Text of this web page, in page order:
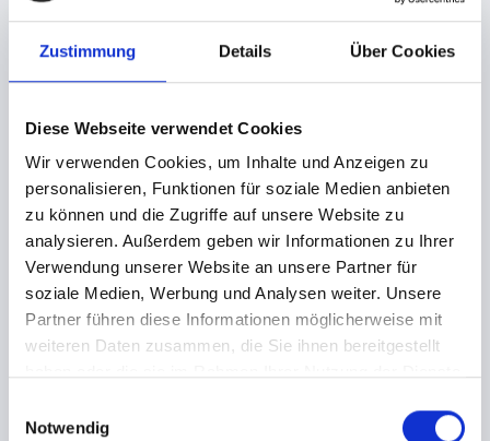
Zustimmung Details Über Cookies
Diese Webseite verwendet Cookies
Wir verwenden Cookies, um Inhalte und Anzeigen zu
personalisieren, Funktionen für soziale Medien anbieten
zu können und die Zugriffe auf unsere Website zu
analysieren. Außerdem geben wir Informationen zu Ihrer
Verwendung unserer Website an unsere Partner für
soziale Medien, Werbung und Analysen weiter. Unsere
Partner führen diese Informationen möglicherweise mit
weiteren Daten zusammen, die Sie ihnen bereitgestellt
Notwendig
IP-Adresse
Eine Zusammenführung dieser Daten mit anderen
Datenquellen wird nicht vorgenommen.
Die Erfassung dieser Daten erfolgt auf Grundlage von Art. 6
Abs. 1 lit. f DSGVO. Der Websitebetreiber hat ein
berechtigtes Interesse an der technisch fehlerfreien
Darstellung und der Optimierung seiner Website – hierzu
müssen die Server-Log-Files erfasst werden.
C) KONTAKTFORMULAR
Wenn Sie uns per Kontaktformular Anfragen zukommen